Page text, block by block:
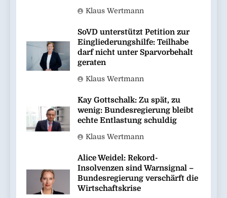
Klaus Wertmann
SoVD unterstützt Petition zur
Eingliederungshilfe: Teilhabe
darf nicht unter Sparvorbehalt
geraten
Klaus Wertmann
Kay Gottschalk: Zu spät, zu
wenig: Bundesregierung bleibt
echte Entlastung schuldig
Klaus Wertmann
Alice Weidel: Rekord-
Insolvenzen sind Warnsignal –
Bundesregierung verschärft die
Wirtschaftskrise